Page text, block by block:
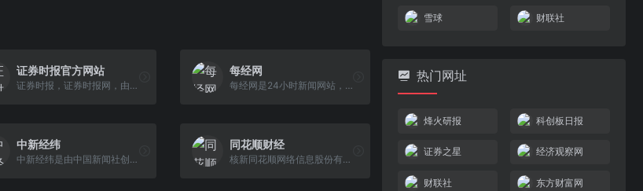
证券时报官方网站
证券时报，证券时报网，由人民日报社主管主办，是证券市场权威信息披露媒体，也是中国资本市场的重要信息披露平台。提供全天候7*24小时财经证券类资讯，内容丰富，包括时报快讯、股市新闻、财经资讯、基金净值、债券、期货、上市公司公告等，为用户提供全方位、最新鲜的财经信息。打造了“信披168”综合服务专区，资本市场投教“星火 计划”，是权威、全面的资本市场服务平台。
每经网
每经网是24小时新闻网站，依托新锐财经日报《每日经济新闻》打造中国具有影响力的新闻网站，覆盖品牌价值、汽车资讯、视频、基金、财经、房产、金融新闻、券商、公司等方向，是全方位财经新闻平台。
中新经纬
中新经纬是由中国新闻社创办的财经新媒体。我们以移动客户端（APP）为基本传播平台，以“权威、前瞻、专业、亲和”为特色宗旨，致力于传递中国经济资讯 、解读中国财经政策、讲述天下财富故事。中新经纬力争在第一时间分析经济数据、传播权威声音、洞悉行业风向、把脉全球趋势，成为您身边必不可少的财经助手。
同花顺财经
核新同花顺网络信息股份有限公司（同花顺）成立于1995年，是一家专业的互联网金融数据服务商，为您全方位提供财经资讯及全球金融市场行情，覆盖股票、基金、期货、外汇、债券、银行、黄金等多种面向个人和企业的服务。
雪球 财联社
热门网址
烽火研报 科创板日报
证券之星 经济观察网
财联社 东方财富网